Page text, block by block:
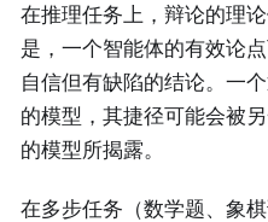
在推理任务上，辩论的理
是，一个智能体的有效论
自信但有缺陷的结论。一
的模型，其捷径可能会被
的模型所揭露。
在多步任务（数学题、象